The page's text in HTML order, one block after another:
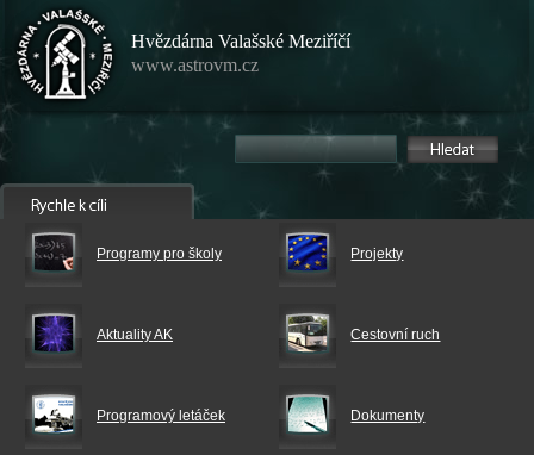
Hvězdárna Valašské Meziříčí
www.astrovm.cz
Programy pro školy Projekty
Aktuality AK Cestovní ruch
Programový letáček Dokumenty